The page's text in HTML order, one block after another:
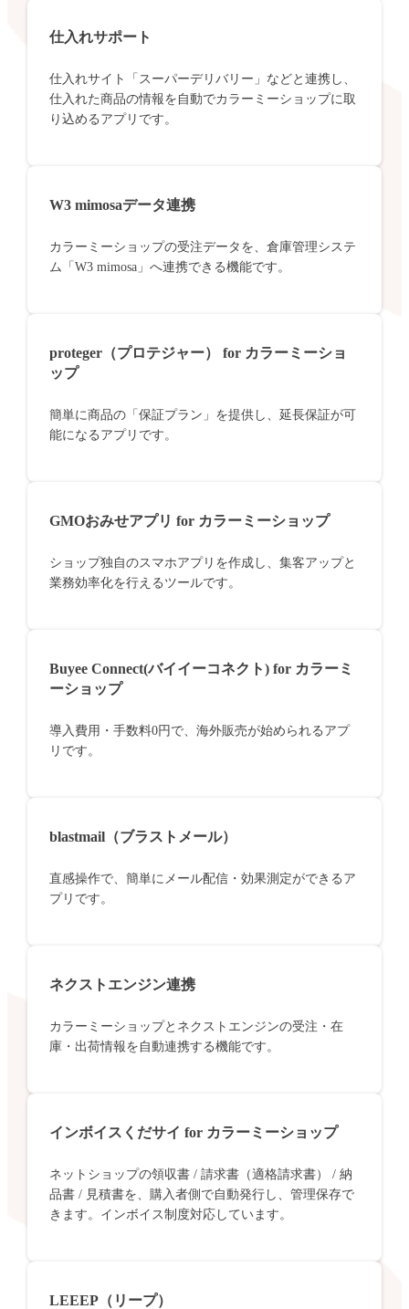
仕入れサポート
仕入れサイト「スーパーデリバリー」などと連携し、
仕入れた商品の情報を自動でカラーミーショップに取
り込めるアプリです。
W3 mimosaデータ連携
カラーミーショップの受注データを、倉庫管理システ
ム「W3 mimosa」へ連携できる機能です。
proteger（プロテジャー） for カラーミーショ
ップ
簡単に商品の「保証プラン」を提供し、延長保証が可
能になるアプリです。
GMOおみせアプリ for カラーミーショップ
ショップ独自のスマホアプリを作成し、集客アップと
業務効率化を行えるツールです。
Buyee Connect(バイイーコネクト) for カラーミ
ーショップ
導入費用・手数料0円で、海外販売が始められるアプ
リです。
blastmail（ブラストメール）
直感操作で、簡単にメール配信・効果測定ができるア
プリです。
ネクストエンジン連携
カラーミーショップとネクストエンジンの受注・在
庫・出荷情報を自動連携する機能です。
インボイスくだサイ for カラーミーショップ
ネットショップの領収書 / 請求書（適格請求書） / 納
品書 / 見積書を、購入者側で自動発行し、管理保存で
きます。インボイス制度対応しています。
LEEEP（リープ）